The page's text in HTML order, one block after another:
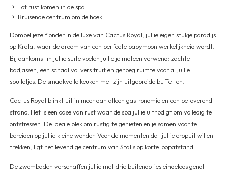
Tot rust komen in de spa
Bruisende centrum om de hoek
Dompel jezelf onder in de luxe van Cactus Royal, jullie eigen stukje paradijs
op Kreta, waar de droom van een perfecte babymoon werkelijkheid wordt.
Bij aankomst in jullie suite voelen jullie je meteen verwend: zachte
badjassen, een schaal vol vers fruit en genoeg ruimte voor al jullie
spulletjes. De smaakvolle keuken met zijn uitgebreide buffetten.
Cactus Royal blinkt uit in meer dan alleen gastronomie en een betoverend
strand. Het is een oase van rust waar de spa jullie uitnodigt om volledig te
ontstressen. De ideale plek om rustig te genieten en je samen voor te
bereiden op jullie kleine wonder. Voor de momenten dat jullie eropuit willen
trekken, ligt het levendige centrum van Stalis op korte loopafstand.
De zwembaden verschaffen jullie met drie buitenopties eindeloos genot